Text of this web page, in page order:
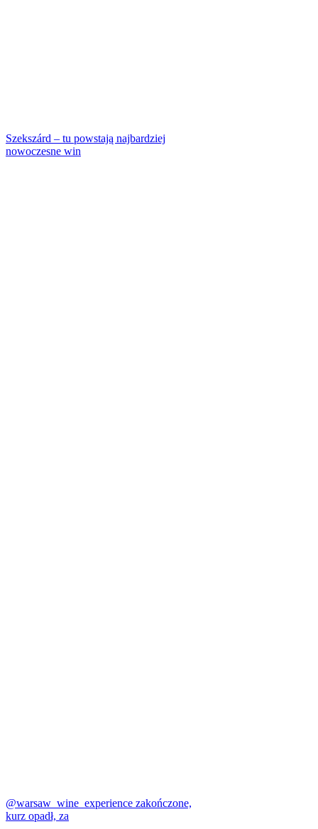
Szekszárd – tu powstają najbardziej
nowoczesne win
@warsaw_wine_experience zakończone,
kurz opadł, za